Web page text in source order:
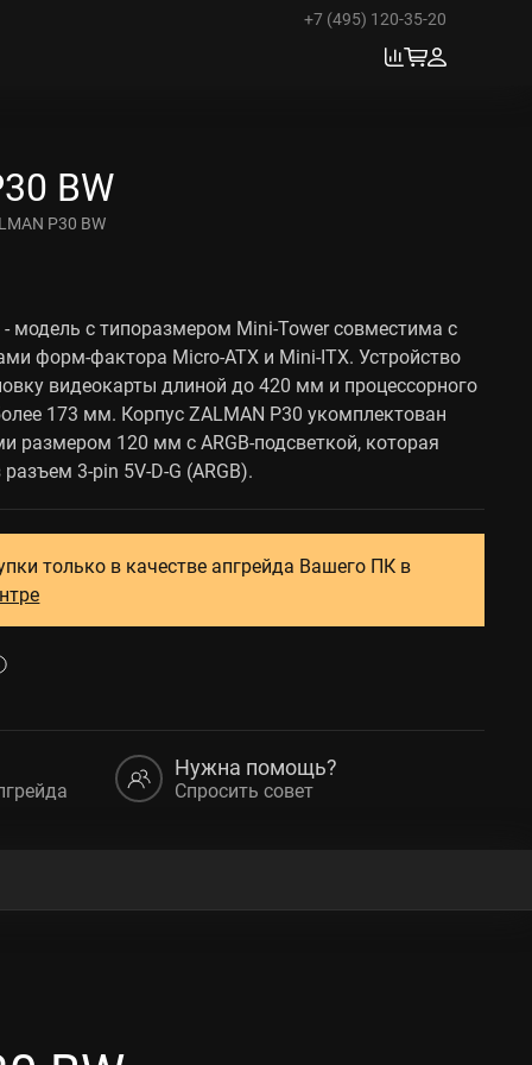
+7 (495) 120-35-20
BW
P30 BW
- модель с типоразмером Mini-Tower совместима с
форм-фактора Micro-ATX и Mini-ITX. Устройство
видеокарты длиной до 420 мм и процессорного
173 мм. Корпус ZALMAN P30 укомплектован
размером 120 мм с ARGB-подсветкой, которая
3-pin 5V-D-G (ARGB).
только в качестве апгрейда Вашего ПК в
Нужна помощь?
Спросить совет